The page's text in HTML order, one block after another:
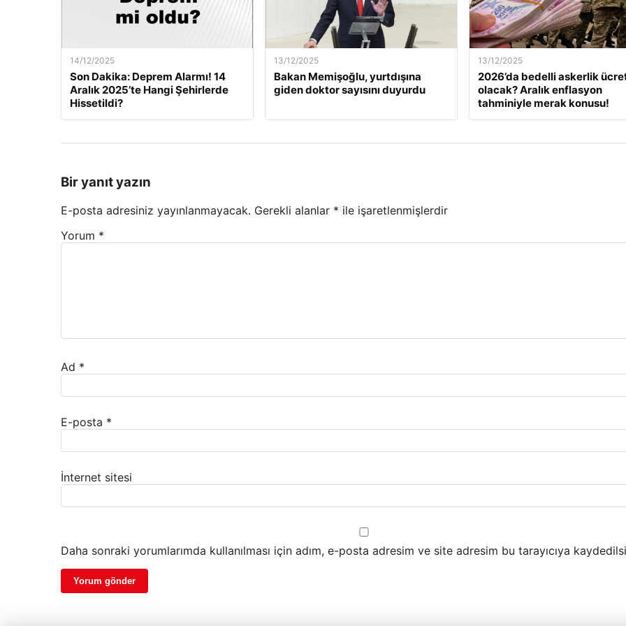
14/12/2025
Son Dakika: Deprem Alarmı! 14
Aralık 2025’te Hangi Şehirlerde
Hissetildi?
13/12/2025
Bakan Memişoğlu, yurtdışına
giden doktor sayısını duyurdu
13/12/2025
2026’da bedelli askerlik
olacak? Aralık enflasyon
tahminiyle merak konusu!
Bir yanıt yazın
E-posta adresiniz yayınlanmayacak. Gerekli alanlar * ile işaretlenmişlerdir
Yorum *
Ad *
E-posta *
İnternet sitesi
Daha sonraki yorumlarımda kullanılması için adım, e-posta adresim ve site adresim bu tarayıcıya